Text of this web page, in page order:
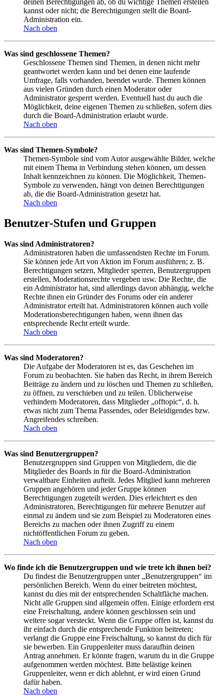
kannst oder nicht; die Berechtigungen stellt die Board-
Administration ein.
Nach oben
Was sind geschlossene Themen?
Geschlossene Themen sind Themen, in denen nicht mehr
geantwortet werden kann und bei denen eine laufende
Umfrage, falls vorhanden, beendet wurde. Themen können
aus vielen Gründen durch einen Moderator oder
Administrator gesperrt werden. Eventuell hast du auch die
Möglichkeit, deine eigenen Themen zu schließen, sofern dies
durch die Board-Administration erlaubt wurde.
Nach oben
Was sind Themen-Symbole?
Themen-Symbole sind vom Autor ausgewählte Bilder, welche
mit einem Thema in Verbindung stehen können, um dessen
Inhalt kennzeichnen zu können. Die Möglichkeit, Themen-
Symbole zu verwenden, hängt von deinen Berechtigungen
ab, die die Board-Administration gesetzt hat.
Nach oben
Benutzer-Stufen und Gruppen
Was sind Administratoren?
Administratoren haben die umfassendsten Rechte im Forum.
Sie können jede Art von Aktion im Forum ausführen; z. B.
Berechtigungen setzen, Mitglieder sperren, Benutzergruppen
erstellen, Moderationsrechte vergeben usw. Die Rechte, die
ein Administrator hat, sind allerdings davon abhängig, welche
Rechte ihnen ein Gründer des Forums oder ein anderer
Administrator erteilt hat. Administratoren können auch volle
Moderationsberechtigungen haben, wenn ihnen das
entsprechende Recht erteilt wurde.
Nach oben
Was sind Moderatoren?
Die Aufgabe der Moderatoren ist es, das Geschehen im
Forum zu beobachten. Sie haben das Recht, in ihrem Bereich
Beiträge zu ändern und zu löschen und Themen zu schließen,
zu öffnen, zu verschieben und zu teilen. Üblicherweise
verhindern Moderatoren, dass Mitglieder „offtopic“, d. h.
etwas nicht zum Thema Passendes, oder Beleidigendes bzw.
Angreifendes schreiben.
Nach oben
Was sind Benutzergruppen?
Benutzergruppen sind Gruppen von Mitgliedern, die die
Mitglieder des Boards in für die Board-Administration
verwaltbare Einheiten aufteilt. Jedes Mitglied kann mehreren
Gruppen angehören und jeder Gruppe können
Berechtigungen zugeteilt werden. Dies erleichtert es den
Administratoren, Berechtigungen für mehrere Benutzer auf
einmal zu ändern und sie zum Beispiel zu Moderatoren eines
Bereichs zu machen oder ihnen Zugriff zu einem
nichtöffentlichen Forum zu geben.
Nach oben
Wo finde ich die Benutzergruppen und wie trete ich ihnen bei?
Du findest die Benutzergruppen unter „Benutzergruppen“ im
persönlichen Bereich. Wenn du einer beitreten möchtest,
kannst du dies mit der entsprechenden Schaltfläche machen.
Nicht alle Gruppen sind allgemein offen. Einige erfordern erst
eine Freischaltung, andere können geschlossen sein und
weitere sogar versteckt. Wenn die Gruppe offen ist, kannst du
ihr einfach durch die entsprechende Funktion beitreten;
verlangt die Gruppe eine Freischaltung, so kannst du dich für
sie bewerben. Ein Gruppenleiter muss daraufhin deinen
Antrag annehmen. Er könnte fragen, warum du in die Gruppe
aufgenommen werden möchtest. Bitte belästige keinen
Gruppenleiter, wenn er dich ablehnt, er wird einen Grund
dafür haben.
Nach oben